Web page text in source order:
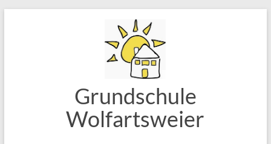
Grundschule
Wolfartsweier